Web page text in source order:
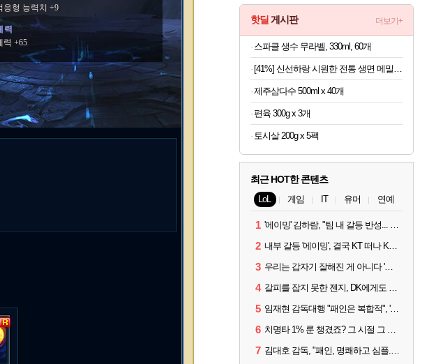
응형 능력치 +9
력
력 +65
핫딜 게시판 더보기+
스파클 생수 무라벨, 330ml, 60개
제주삼다수 500ml x 40개
편육 300g x 3개
토시살 200g x 5팩
최근 HOT한 콘텐츠
LoL 게임 IT 유머 연예
1 '에이밍' 김하람, "팀 내 갈등 반성... 끝까지 뛰고 싶었다"
2 내부 갈등 '에이밍', 결국 KT 떠나 KRX로...'지우'와 트레이드
3 우리는 갑자기 잘해진 게 아니다 '씨맥' 김대호 감독의 자신감
4 갈피를 잡지 못한 젠지, DK에게도 0:2 패배
5 임재현 감독대행 "패인은 복합적", '도란' "팀에 과부하 왔다"
6 치명타 1% 룬 챙겼죠? 그 시절 그 감성 '롤 클래식' 30일 출시
7 김대호 감독, "패인, 명쾌하고 심플...다시 힘낼 수 있어"